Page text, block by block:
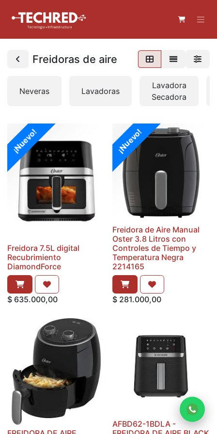
Freidoras de aire
Neveras Lavadoras
Lavadora
Secadora
¡Nuevo!
Freidora 7.5L digital
Recubrimiento
DiamondForce
$ 635.000,00
¡Nuevo!
Freidora de Aire Manual
Oster 3.8 Litros con
Controles de Tiempo y
Temperatura Negra
2214165
$ 281.000,00
AFBD62-1BDLA -